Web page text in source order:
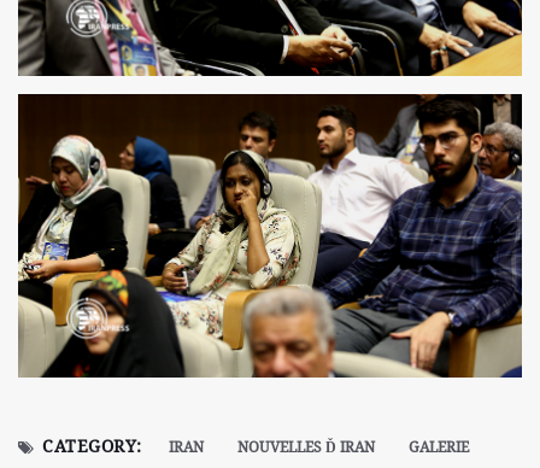
CATEGORY: IRAN NOUVELLES Ď IRAN GALERIE